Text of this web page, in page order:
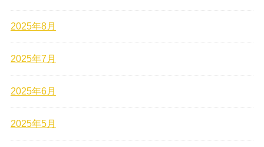
2025年8月
2025年7月
2025年6月
2025年5月